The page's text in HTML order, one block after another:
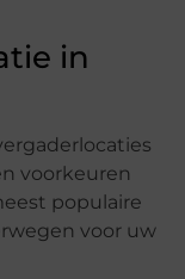
in
voorkeuren
populaire
voor uw